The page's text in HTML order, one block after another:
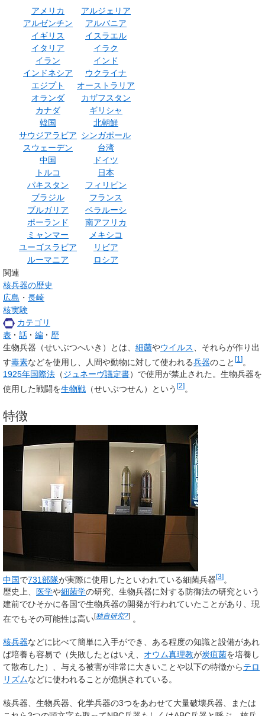
アメリカ
アルジェリア
アルゼンチン
アルバニア
イギリス
イスラエル
イタリア
イラク
イラン
インド
インドネシア
ウクライナ
エジプト
オーストラリア
オランダ
カザフスタン
カナダ
ギリシャ
韓国
北朝鮮
サウジアラビア シンガポール
スウェーデン
台湾
中国
ドイツ
トルコ
日本
パキスタン
フィリピン
ブラジル
フランス
ブルガリア
ベラルーシ
ポーランド
南アフリカ
ミャンマー
メキシコ
ユーゴスラビア
リビア
ルーマニア
ロシア
関連
核兵器の歴史
広島 ・ 長崎
核実験
カテゴリ
表
話 編
歴
生物兵器 （せいぶつへいき）とは、 細菌やウイルス
、それらが作り出
す毒素などを使用し、人間や動物に対して使われる兵器のこと [1 ]。
1925年国際法 （ジュネーヴ議定書）で使用が禁止された。生物兵器を
使用した戦闘を生物戦 （せいぶつせん）という [2] 。
特徴
中国で731部隊が実際に使用したといわれている細菌兵器[3]
歴史上、
医学や細菌学の研究、生物兵器に対する防御法の研究という
建前でひそかに各国で生物兵器の開発が行われていたことがあり、現
在でもその可能性は高い[独自研究?] 。
核兵器などに比べて簡単に入手ができ、ある程度の知識と設備があれ
ば培養も容易で（失敗したとはいえ、 オウム真理教が炭疽菌を培養し
て散布した）、与える被害が非常に大きいことや以下の特徴からテロ
リズムなどに使われることが危惧されている。
核兵器、生物兵器、化学兵器の3つをあわせて大量破壊兵器、または